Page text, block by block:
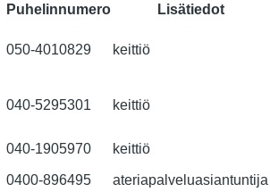
Puhelinnumero
Lisätiedot
050-4010829 keittiö
040-5295301 keittiö
040-1905970 keittiö
0400-896495 ateriapalveluasiantuntija